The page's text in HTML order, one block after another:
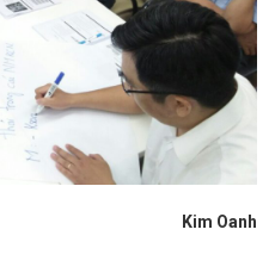
Kim Oanh